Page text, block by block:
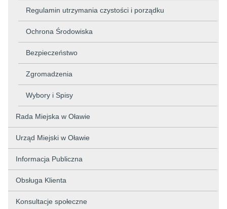
Regulamin utrzymania czystości i porządku
Ochrona Środowiska
Bezpieczeństwo
Zgromadzenia
Wybory i Spisy
Rada Miejska w Oławie
Urząd Miejski w Oławie
Informacja Publiczna
Obsługa Klienta
Konsultacje społeczne